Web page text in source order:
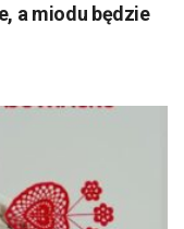
a miodu będzie